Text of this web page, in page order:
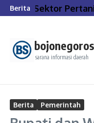
Lewati ke konten
BeritaSektor
sarana informasi daerah
Berita Pemerintah